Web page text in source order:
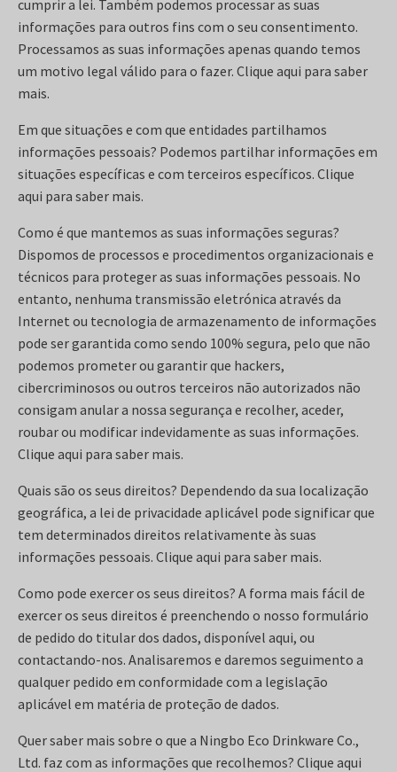
cumprir a lei. Também podemos processar as suas
informações para outros fins com o seu consentimento.
Processamos as suas informações apenas quando temos
um motivo legal válido para o fazer. Clique aqui para saber
mais.
Em que situações e com que entidades partilhamos
informações pessoais? Podemos partilhar informações em
situações específicas e com terceiros específicos. Clique
aqui para saber mais.
Como é que mantemos as suas informações seguras?
Dispomos de processos e procedimentos organizacionais e
técnicos para proteger as suas informações pessoais. No
entanto, nenhuma transmissão eletrónica através da
Internet ou tecnologia de armazenamento de informações
pode ser garantida como sendo 100% segura, pelo que não
podemos prometer ou garantir que hackers,
cibercriminosos ou outros terceiros não autorizados não
consigam anular a nossa segurança e recolher, aceder,
roubar ou modificar indevidamente as suas informações.
Clique aqui para saber mais.
Quais são os seus direitos? Dependendo da sua localização
geográfica, a lei de privacidade aplicável pode significar que
tem determinados direitos relativamente às suas
informações pessoais. Clique aqui para saber mais.
Como pode exercer os seus direitos? A forma mais fácil de
exercer os seus direitos é preenchendo o nosso formulário
de pedido do titular dos dados, disponível aqui, ou
contactando-nos. Analisaremos e daremos seguimento a
qualquer pedido em conformidade com a legislação
aplicável em matéria de proteção de dados.
Quer saber mais sobre o que a Ningbo Eco Drinkware Co.,
Ltd. faz com as informações que recolhemos? Clique aqui